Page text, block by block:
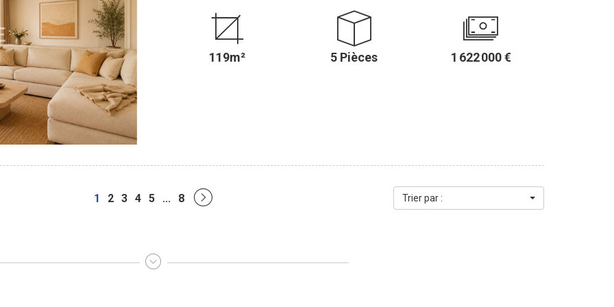
Entièrement sur JARDIN, il est au CALME ABSOLU et bénéficie d'une agréable vue, sans
exposé SUD-EST de 12,61 m² bénéficiant d'une jolie VUE ARBORÉE, une cuisine séparée
(possibilité ouverte), trois chambres, une salle de bains, une salle de douches, une
VENTE - LOCATION - GESTION - SUCCESSION - ÉVALUATION OFFERTE SOUS 24 H).
119m² 5 Pièces 1 622 000 €
1 2 3 4 5 ... 8 Trier par :